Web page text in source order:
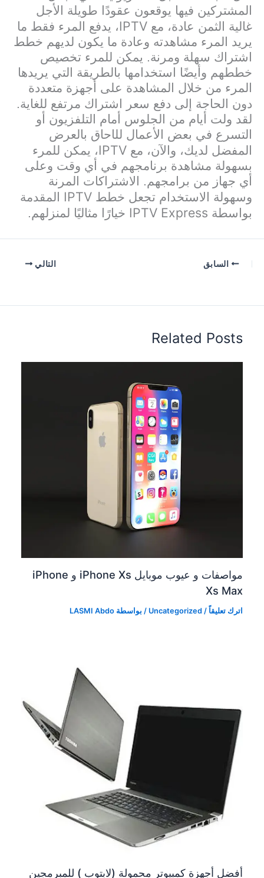
المشتركين فيها يوقعون عقودًا طويلة الأجل
غالية الثمن عادة، معIPTV، يدفع المرء فقط ما
يريد المرء مشاهدته وعادة ما يكون لديهم خطط
اشتراك سهلة ومرنة. يمكن للمرء تخصيص
خططهم وأيضًا استخدامها بالطريقة التي يريدها
المرء من خلال المشاهدة على أجهزة متعددة
دون الحاجة إلى دفع سعر اشتراك مرتفع للغاية.
لقد ولت أيام من الجلوس أمام التلفزيون أو
التسرع في بعض الأعمال للاحاق بالعرض
المفضل لديك، والآن، معIPTV، يمكن للمرء
بسهولة مشاهدة برنامجهم في أي وقت وعلى
أي جهاز من برامجهم. الاشتراكات المرنة
وسهولة الاستخدام تجعل خططIPTV المقدمة
بواسطةIPTV Express خيارًا مثاليًا لمنزلهم.
السابق التالي
Related Posts
مواصفات و عيوب موبايل iPhone Xs و iPhone
Xs Max
اترك تعليقاً /
Uncategorized/ بواسطة LASMI Abdo
أفضل أجهزة كمبيوتر محمولة (لابتوب ) للمبرمجين